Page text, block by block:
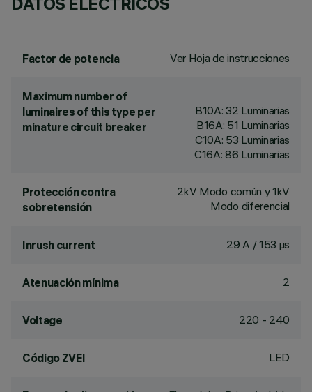
Factor de potencia Ver Hoja de instrucciones
Maximum number of
luminaires of this type per
minature circuit breaker
B10A: 32 Luminarias
B16A: 51 Luminarias
C10A: 53 Luminarias
C16A: 86 Luminarias
Protección contra
sobretensión
2kV Modo común y 1kV
Modo diferencial
Inrush current 29 A / 153 µs
Atenuación mínima 2
Voltage 220 - 240
Código ZVEI LED